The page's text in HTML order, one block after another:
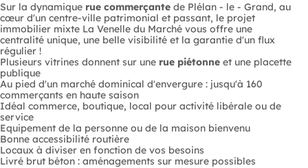
Sur la dynamique rue commerçante de Plélan - le - Grand, au
cœur d'un centre-ville patrimonial et passant, le projet
immobilier mixte La Venelle du Marché vous offre une
centralité unique, une belle visibilité et la garantie d'un flux
régulier !
Plusieurs vitrines donnent sur une rue piétonne et une placette
publique
Au pied d'un marché dominical d'envergure : jusqu'à 160
commerçants en haute saison
Idéal commerce, boutique, local pour activité libérale ou de
service
Equipement de la personne ou de la maison bienvenu
Bonne accessibilité routière
Locaux à diviser en fonction de vos besoins
Livré brut béton : aménagements sur mesure possibles